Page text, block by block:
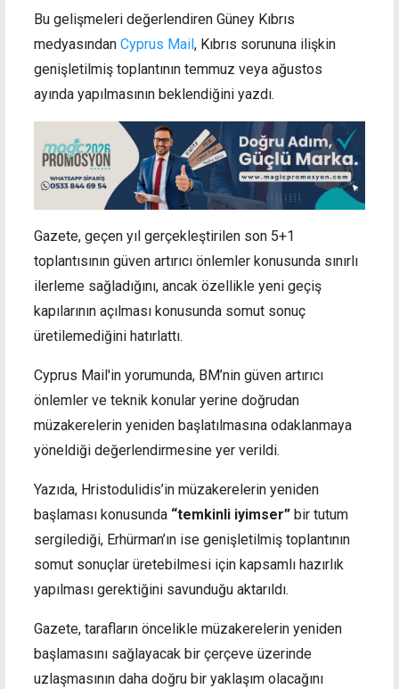
Bu gelişmeleri değerlendiren Güney Kıbrıs
medyasından Cyprus Mail, Kıbrıs sorununa ilişkin
genişletilmiş toplantının temmuz veya ağustos
ayında yapılmasının beklendiğini yazdı.
Gazete, geçen yıl gerçekleştirilen son 5+1
toplantısının güven artırıcı önlemler konusunda sınırlı
ilerleme sağladığını, ancak özellikle yeni geçiş
kapılarının açılması konusunda somut sonuç
üretilemediğini hatırlattı.
Cyprus Mail'in yorumunda, BM’nin güven artırıcı
önlemler ve teknik konular yerine doğrudan
müzakerelerin yeniden başlatılmasına odaklanmaya
yöneldiği değerlendirmesine yer verildi.
Yazıda, Hristodulidis’in müzakerelerin yeniden
başlaması konusunda “temkinli iyimser” bir tutum
sergilediği, Erhürman’ın ise genişletilmiş toplantının
somut sonuçlar üretebilmesi için kapsamlı hazırlık
yapılması gerektiğini savunduğu aktarıldı.
Gazete, tarafların öncelikle müzakerelerin yeniden
başlamasını sağlayacak bir çerçeve üzerinde
uzlaşmasının daha doğru bir yaklaşım olacağını